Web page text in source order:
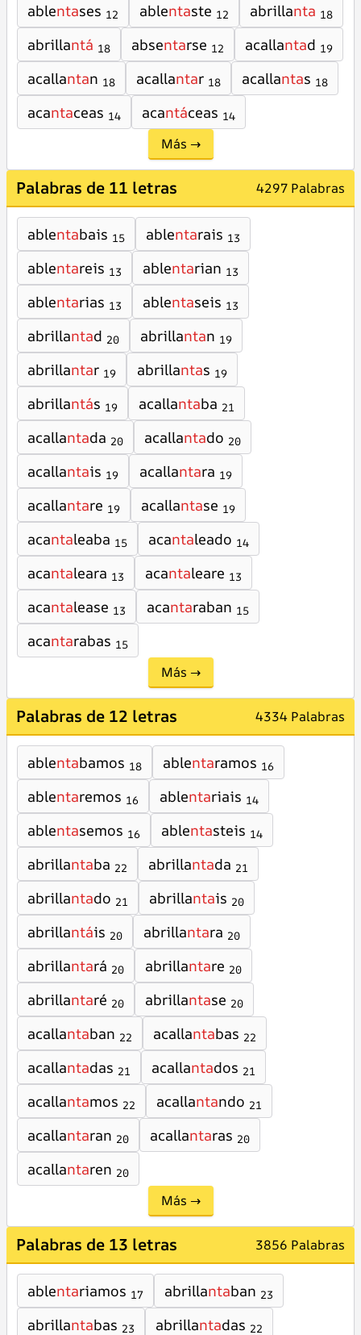
ablentases 12 ablentaste 12 abrillanta 18
abrillantá 18 absentarse 12 acallantad 19
acallantan 18 acallantar 18 acallantas 18
acantaceas 14 acantáceas 14
Más →
Palabras de 11 letras 4297 Palabras
ablentabais 15 ablentarais 13
ablentareis 13 ablentarian 13
ablentarias 13 ablentaseis 13
abrillantad 20 abrillantan 19
abrillantar 19 abrillantas 19
abrillantás 19 acallantaba 21
acallantada 20 acallantado 20
acallantais 19 acallantara 19
acallantare 19 acallantase 19
acantaleaba 15 acantaleado 14
acantaleara 13 acantaleare 13
acantalease 13 acantaraban 15
acantarabas 15
Más →
Palabras de 12 letras 4334 Palabras
ablentabamos 18 ablentaramos 16
ablentaremos 16 ablentariais 14
ablentasemos 16 ablentasteis 14
abrillantaba 22 abrillantada 21
abrillantado 21 abrillantais 20
abrillantáis 20 abrillantara 20
abrillantará 20 abrillantare 20
abrillantaré 20 abrillantase 20
acallantaban 22 acallantabas 22
acallantadas 21 acallantados 21
acallantamos 22 acallantando 21
acallantaran 20 acallantaras 20
acallantaren 20
Más →
Palabras de 13 letras 3856 Palabras
ablentariamos 17 abrillantaban 23
abrillantabas 23 abrillantadas 22